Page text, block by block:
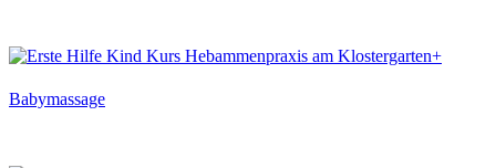
Babymassage